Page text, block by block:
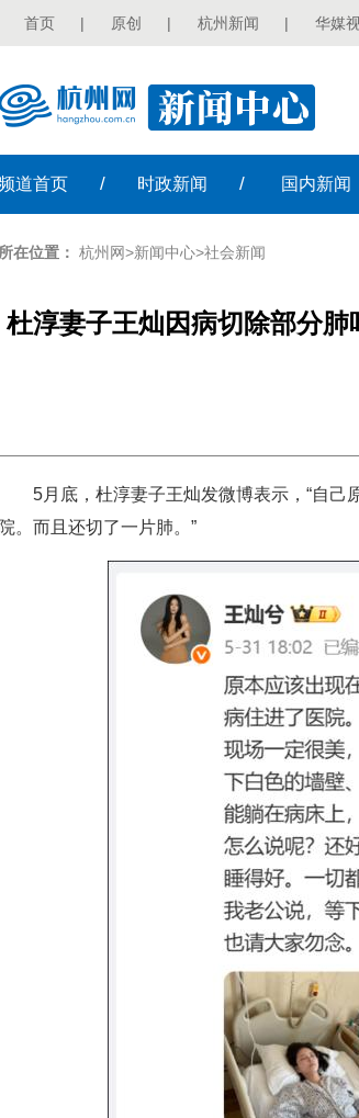
首页 | 原创 | 杭州新闻 | 华媒
道首页 / 时政新闻 / 国内新闻
所在位置： 杭州网>新闻中心>社会新闻
杜淳妻子王灿因病切除部分
5月底，杜淳妻子王灿发微博表示，“自
院。而且还切了一片肺。”